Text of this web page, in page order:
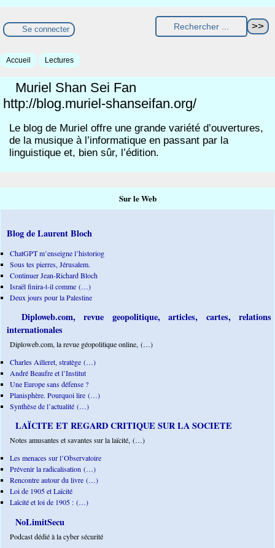
Se connecter
Accueil Lectures
Muriel Shan Sei Fan
http://blog.muriel-shanseifan.org/
Le blog de Muriel offre une grande variété d’ouvertures,
de la musique à l’informatique en passant par la
linguistique et, bien sûr, l’édition.
Sur le Web
Blog de Laurent Bloch
ChatGPT m’enseigne l’historiog
Sous tes pierres, Jérusalem.
Continuer Jean-Richard Bloch
Israël finira-t-il comme (…)
Deux jours pour la Palestine
Diploweb.com, revue geopolitique, articles, cartes, relations
internationales
Diploweb.com, la revue géopolitique online, (…)
Charles Ailleret, stratège (…)
André Beaufre et l’Institut
Une Europe sans défense ?
Planisphère. Pourquoi lire (…)
Synthèse de l’actualité (…)
LAÏCITE ET REGARD CRITIQUE SUR LA SOCIETE
Notes amusantes et savantes sur la laïcité, (…)
Les menaces sur l’Observatoire
Prévenir la radicalisation (…)
Rencontre autour du livre (…)
Loi de 1905 et Laïcité
Laïcité et loi de 1905 : (…)
NoLimitSecu
Podcast dédié à la cyber sécurité